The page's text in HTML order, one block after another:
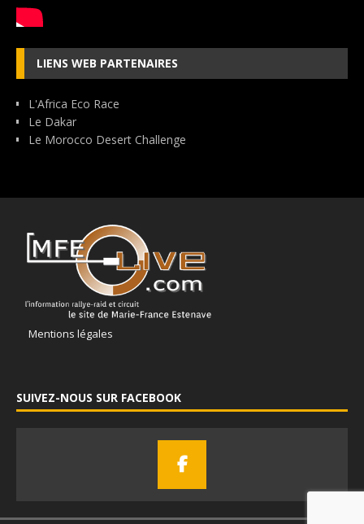
LIENS WEB PARTENAIRES
L'Africa Eco Race
Le Dakar
Le Morocco Desert Challenge
Mentions légales
SUIVEZ-NOUS SUR FACEBOOK